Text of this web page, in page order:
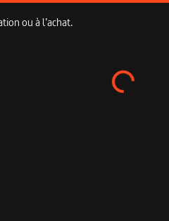
ou à l’achat.